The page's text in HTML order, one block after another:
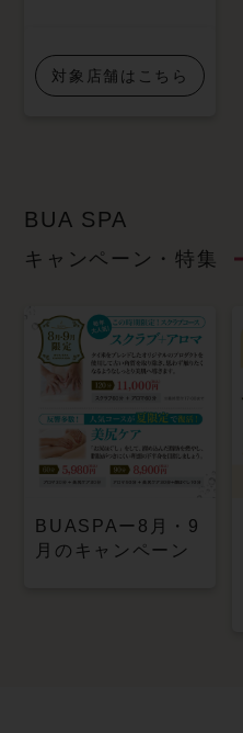
対象店舗はこちら
BUA SPA
キャンペーン・特集
BUASPAー8月・9
月のキャンペーン